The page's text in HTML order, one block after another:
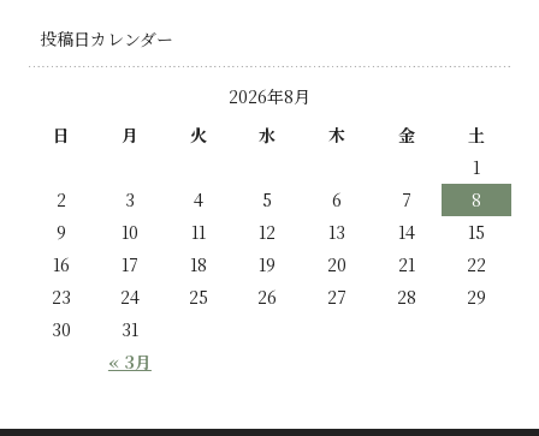
投稿日カレンダー
2026年8月
日
月 火 水 木 金 土
« 3月
1
2
3 4 5 6 7
8
9
10 11 12 13 14
15
16
17 18 19 20 21
22
23
24 25 26 27 28
29
30
31